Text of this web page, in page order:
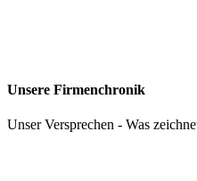
Unsere Firmenchronik
Unser Versprechen - Was